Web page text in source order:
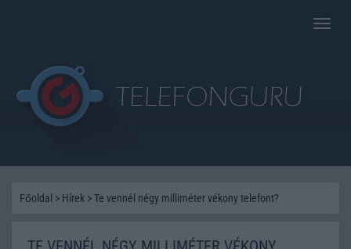
Toggle
Főoldal > Hírek >Te vennél négy milliméter vékony telefont?